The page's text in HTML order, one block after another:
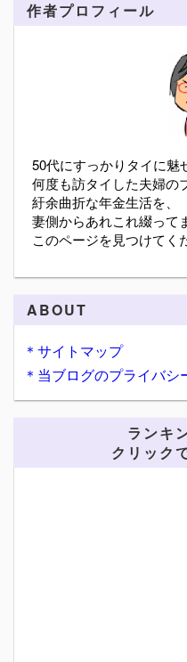
作者プロフィール
50代にすっかりタイに魅
何度も訪タイした夫婦の
紆余曲折な年金生活を、
妻側からあれこれ綴って
このページを見つけてく
ABOUT
＊サイトマップ
＊当ブログのプライバ
ランキ
クリック